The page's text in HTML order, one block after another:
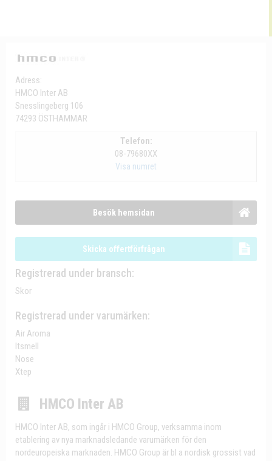
Adress:
HMCO Inter AB
Snesslingeberg 106
74293 ÖSTHAMMAR
Telefon:
08-79680XX
Visa numret
Besök hemsidan
Skicka offertförfrågan
Registrerad under bransch:
Skor
Registrerad under varumärken:
Air Aroma
Itsmell
Nose
Xtep
HMCO Inter AB
HMCO Inter AB, som ingår i HMCO Group, verksamma inom
etablering av nya marknadsledande varumärken för den
nordeuropeiska marknaden. HMCO Group är bl a nordisk grossist vad